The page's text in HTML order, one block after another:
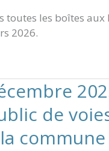
les boîtes
2026.
de